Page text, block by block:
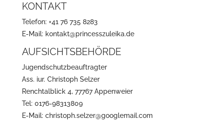
KONTAKT
Telefon: +41 76 735 8283
E-Mail: kontakt@princesszuleika.de
AUFSICHTSBEHÖRDE
Jugendschutzbeauftragter
Ass. iur. Christoph Selzer
Renchtalblick 4, 77767 Appenweier
Tel: 0176-98313809
E-Mail: christoph.selzer@googlemail.com